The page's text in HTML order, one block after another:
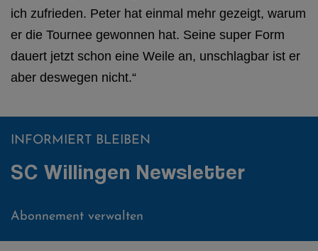
ich zufrieden. Peter hat einmal mehr gezeigt, warum
er die Tournee gewonnen hat. Seine super Form
dauert jetzt schon eine Weile an, unschlagbar ist er
aber deswegen nicht.“
INFORMIERT BLEIBEN
SC Willingen Newsletter
Abonnement verwalten